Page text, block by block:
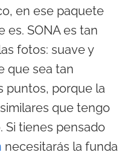
en ese paquete
es. SONA es tan
fotos: suave y
que sea tan
puntos, porque la
que tengo
Si tienes pensado
necesitarás la funda